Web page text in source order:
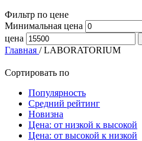
Фильтр по цене
Минимальная цена
цена
Главная / LABORATORIUM
Сортировать по
Популярность
Средний рейтинг
Новизна
Цена: от низкой к высокой
Цена: от высокой к низкой